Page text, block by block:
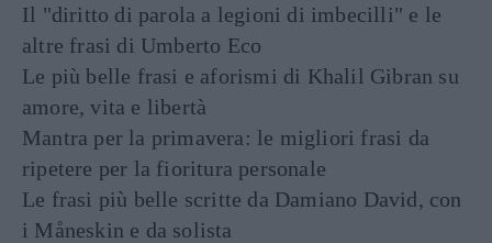
Il "diritto di parola a legioni di imbecilli" e le
altre frasi di Umberto Eco
Le più belle frasi e aforismi di Khalil Gibran su
amore, vita e libertà
Mantra per la primavera: le migliori frasi da
ripetere per la fioritura personale
Le frasi più belle scritte da Damiano David, con
i Måneskin e da solista